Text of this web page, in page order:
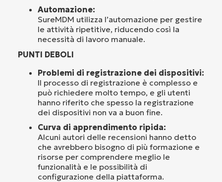
Automazione:
SureMDM utilizza l’automazione per gestire
le attività ripetitive, riducendo così la
necessità di lavoro manuale.
PUNTI DEBOLI
Problemi di registrazione dei dispositivi:
Il processo di registrazione è complesso e
può richiedere molto tempo, e gli utenti
hanno riferito che spesso la registrazione
dei dispositivi non va a buon fine.
Curva di apprendimento ripida:
Alcuni autori delle recensioni hanno detto
che avrebbero bisogno di più formazione e
risorse per comprendere meglio le
funzionalità e le possibilità di
configurazione della piattaforma.